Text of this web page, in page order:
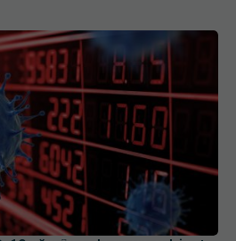
19 rămâne doar un subiect
de la anunțul primului